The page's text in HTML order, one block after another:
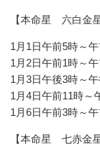
【本命星 六白金星
1月1日午前5時～
1月2日午前1時～
1月3日午後3時～
1月4日午前11時
1月6日午前3時
【本命星 七赤金星